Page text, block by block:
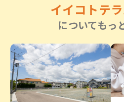
イイコトテ
についてもっ